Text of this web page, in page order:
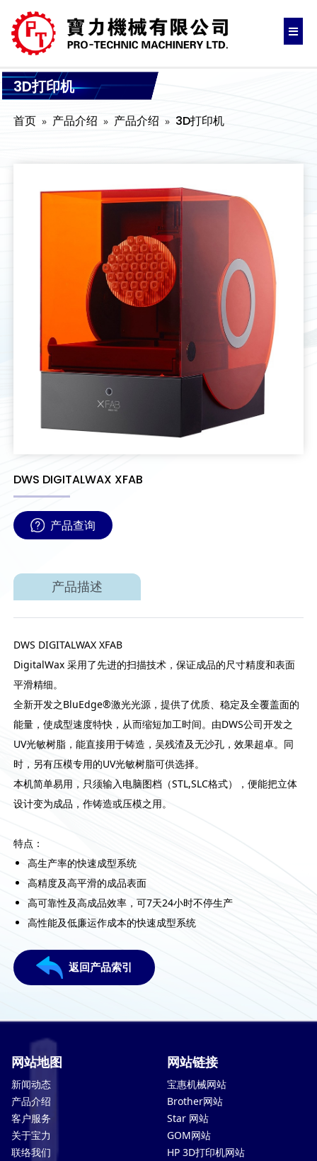
3D打印机
首页 产品介绍 产品介绍 3D打印机
DWS DIGITALWAX XFAB
产品查询
产品描述
DWS DIGITALWAX XFAB
DigitalWax 采用了先进的扫描技术，保证成品的尺寸精度和表面
平滑精细。
全新开发之BluEdge®激光光源，提供了优质、稳定及全覆盖面的
能量，使成型速度特快，从而缩短加工时间。由DWS公司开发之
UV光敏树脂，能直接用于铸造，吴残渣及无沙孔，效果超卓。同
时，另有压模专用的UV光敏树脂可供选择。
本机简单易用，只须输入电脑图档（STL,SLC格式），便能把立体
设计变为成品，作铸造或压模之用。
特点：
高生产率的快速成型系统
高精度及高平滑的成品表面
高可靠性及高成品效率，可7天24小时不停生产
高性能及低廉运作成本的快速成型系统
返回产品索引
网站地图
新闻动态
产品介绍
客户服务
关于宝力
联络我们
网站链接
宝惠机械网站
Brother网站
Star 网站
GOM网站
HP 3D打印机网站